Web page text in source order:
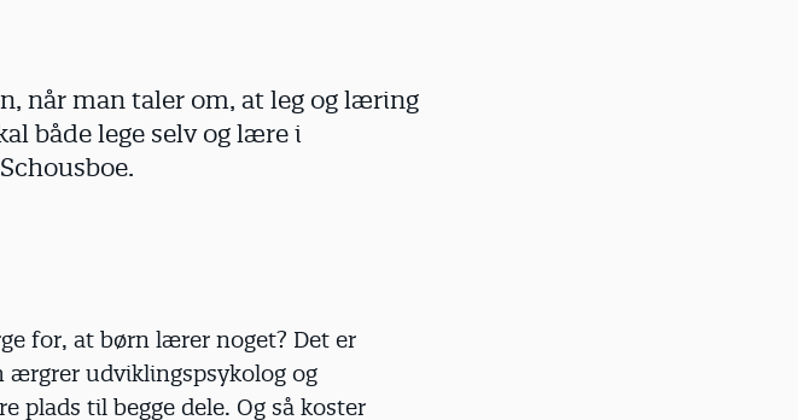
når man taler om, at leg og læring
både lege selv og lære i
for, at børn lærer noget? Det er
udviklingspsykolog og
plads til begge dele. Og så koster